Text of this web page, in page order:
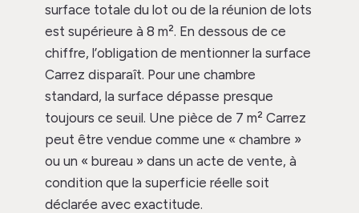
surface totale du lot ou de la réunion de lots
est supérieure à 8 m². En dessous de ce
chiffre, l’obligation de mentionner la surface
Carrez disparaît. Pour une chambre
standard, la surface dépasse presque
toujours ce seuil. Une pièce de 7 m² Carrez
peut être vendue comme une « chambre »
ou un « bureau » dans un acte de vente, à
condition que la superficie réelle soit
déclarée avec exactitude.